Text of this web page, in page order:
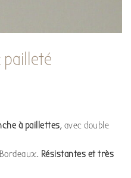
pailleté
à paillettes, avec double
Résistantes et très